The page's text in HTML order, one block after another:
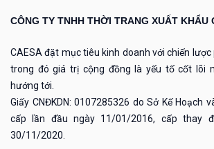
CÔNG TY TNHH THỜI TRANG XUẤT KHẨU
CAESA đặt mục tiêu kinh doanh với chiến
trong đó giá trị cộng đồng là yếu tố cốt lõi
hướng tới.
Giấy CNĐKDN: 0107285326 do Sở Kế Hoạch
cấp lần đầu ngày 11/01/2016, cấp thay
30/11/2020.